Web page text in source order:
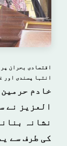
اقتصادی بحران
انتہا پسندی اور
خادم
العزیز نے
نشانہ
کی طرف سے